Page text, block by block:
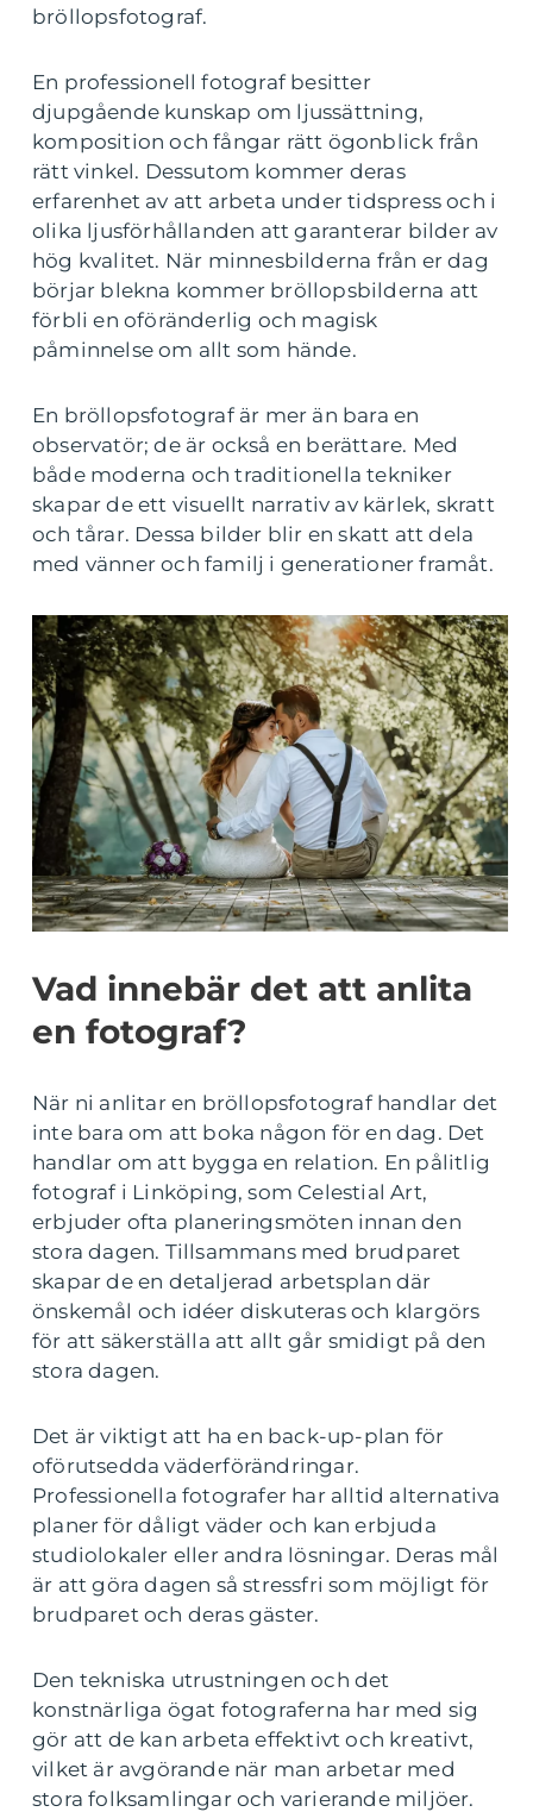
bröllopsfotograf.
En professionell fotograf besitter
djupgående kunskap om ljussättning,
komposition och fångar rätt ögonblick från
rätt vinkel. Dessutom kommer deras
erfarenhet av att arbeta under tidspress och i
olika ljusförhållanden att garanterar bilder av
hög kvalitet. När minnesbilderna från er dag
börjar blekna kommer bröllopsbilderna att
förbli en oföränderlig och magisk
påminnelse om allt som hände.
En bröllopsfotograf är mer än bara en
observatör; de är också en berättare. Med
både moderna och traditionella tekniker
skapar de ett visuellt narrativ av kärlek, skratt
och tårar. Dessa bilder blir en skatt att dela
med vänner och familj i generationer framåt.
Vad innebär det att anlita
en fotograf?
När ni anlitar en bröllopsfotograf handlar det
inte bara om att boka någon för en dag. Det
handlar om att bygga en relation. En pålitlig
fotograf i Linköping, som Celestial Art,
erbjuder ofta planeringsmöten innan den
stora dagen. Tillsammans med brudparet
skapar de en detaljerad arbetsplan där
önskemål och idéer diskuteras och klargörs
för att säkerställa att allt går smidigt på den
stora dagen.
Det är viktigt att ha en back-up-plan för
oförutsedda väderförändringar.
Professionella fotografer har alltid alternativa
planer för dåligt väder och kan erbjuda
studiolokaler eller andra lösningar. Deras mål
är att göra dagen så stressfri som möjligt för
brudparet och deras gäster.
Den tekniska utrustningen och det
konstnärliga ögat fotograferna har med sig
gör att de kan arbeta effektivt och kreativt,
vilket är avgörande när man arbetar med
stora folksamlingar och varierande miljöer.